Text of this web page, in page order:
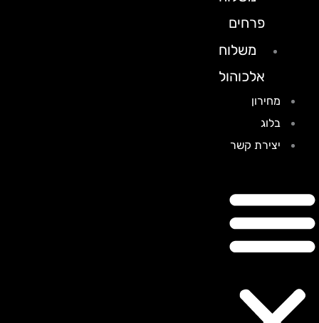
פרחים
משלוח
אלכוהול
מחירון
בלוג
יצירת קשר